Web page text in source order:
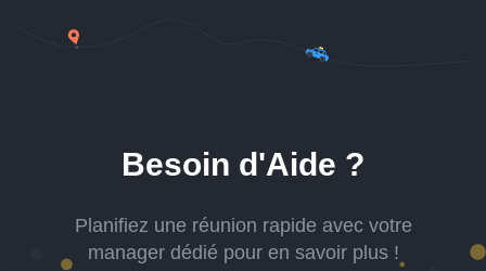
Besoin d'Aide ?
Planifiez une réunion rapide avec votre
manager dédié pour en savoir plus !